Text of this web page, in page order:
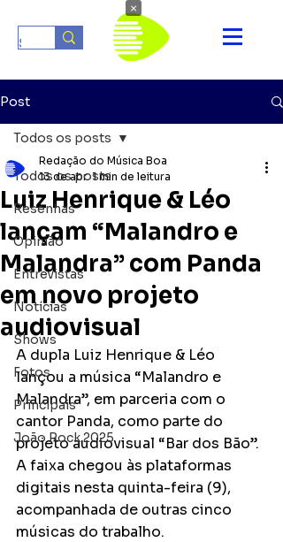
Post
Todos os posts
Resenhas
Opinião
Entrevistas
Notícias
Shows
Fotos
Principais
João Rock 2025
Todos os posts
Luiz Henrique & Léo
lançam “Malandro e
Malandra” com Panda
em novo projeto
audiovisual
Redação do Música Boa
13 de abr. 1 min de leitura
A dupla Luiz Henrique & Léo
lançou a música “Malandro e
Malandra”, em parceria com o
cantor Panda, como parte do
projeto audiovisual “Bar dos Bão”.
A faixa chegou às plataformas
digitais nesta quinta-feira (9),
acompanhada de outras cinco
músicas do trabalho.
×